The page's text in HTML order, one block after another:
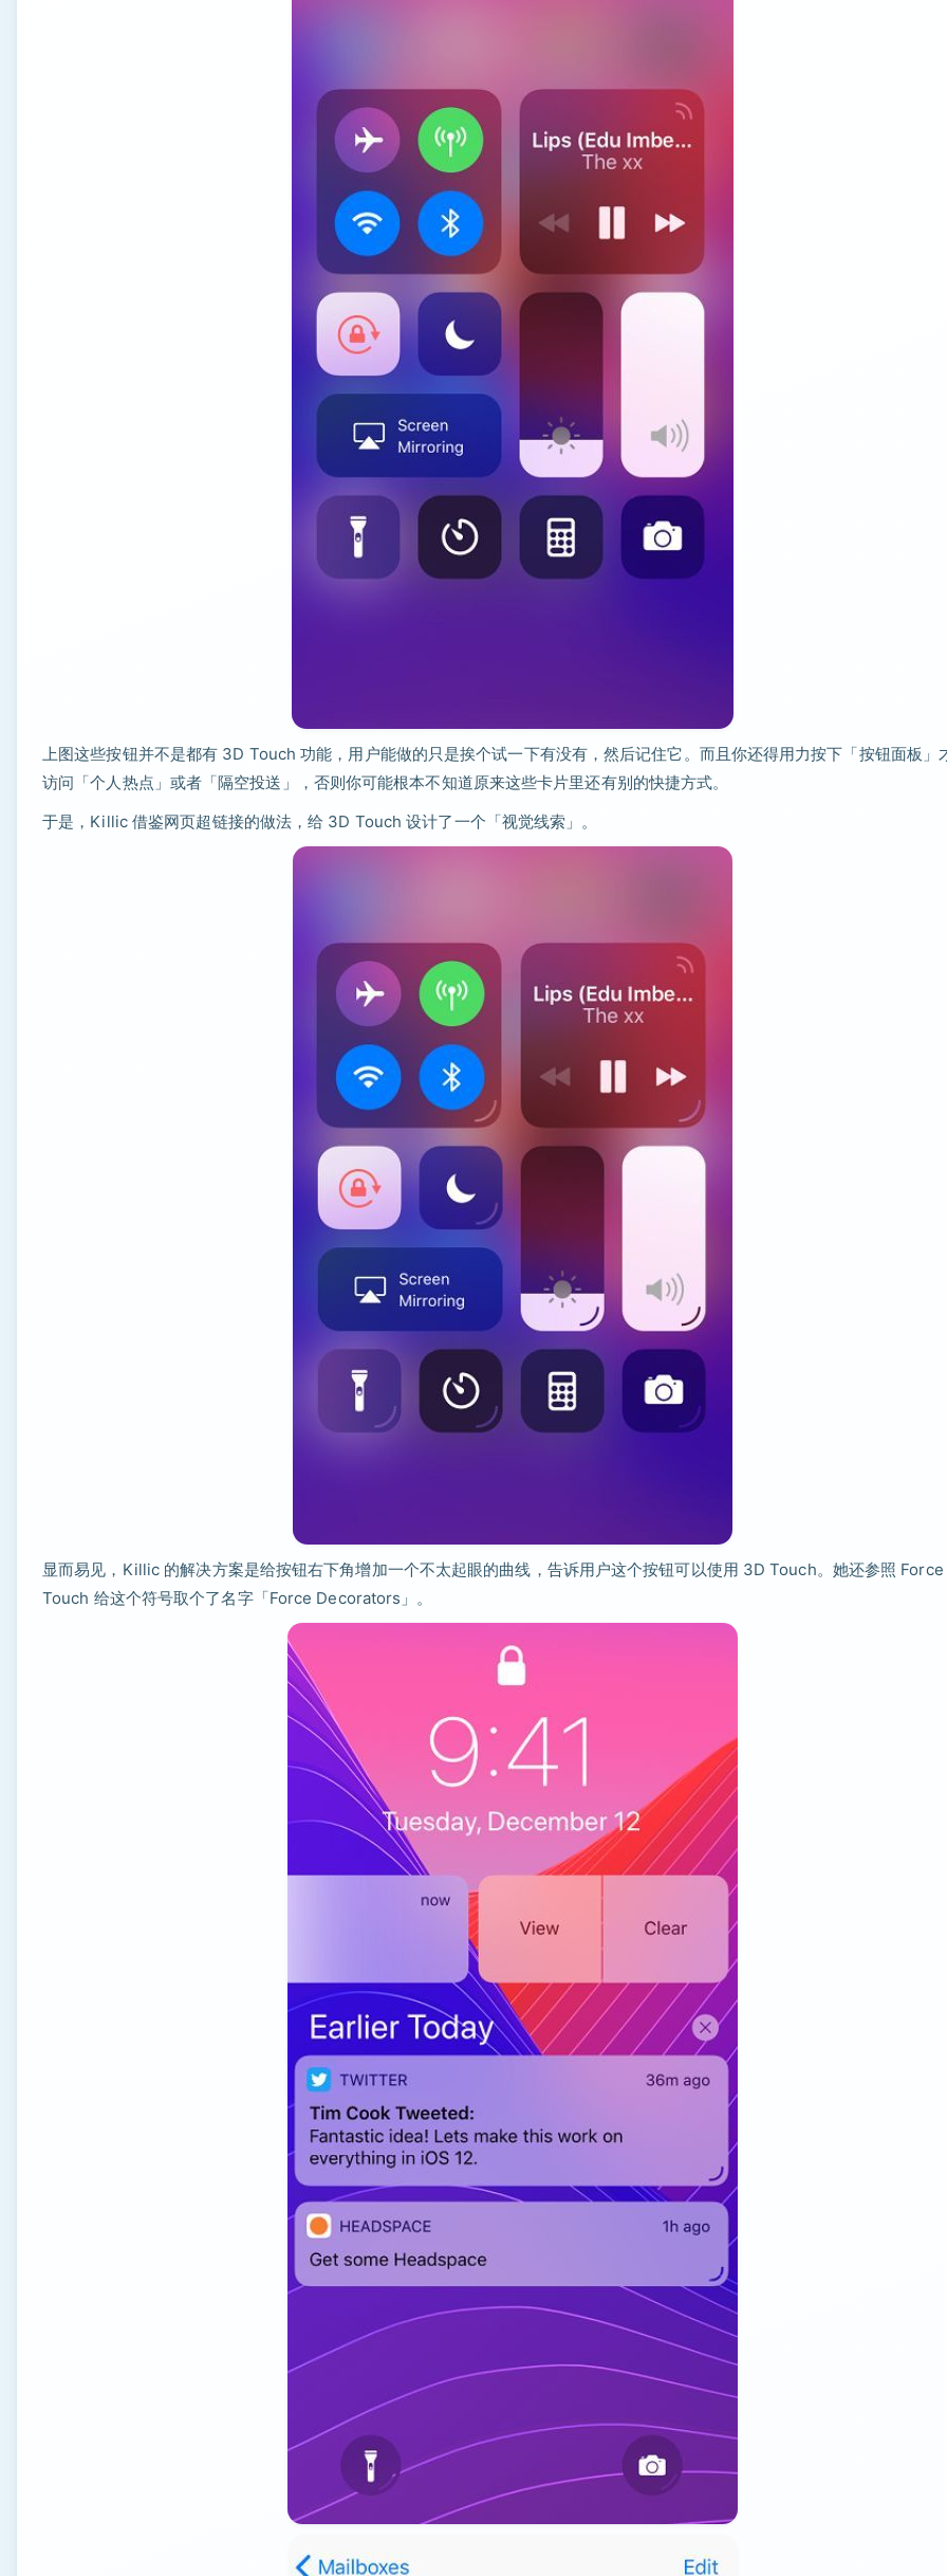
上图这些按钮并不是都有 3D Touch 功能，用户能做的只是挨个试一下有没有，然后记住它。而且你还得用力按下「按钮面板」
访问「个人热点」或者「隔空投送」，否则你可能根本不知道原来这些卡片里还有别的快捷方式。
于是，Killic 借鉴网页超链接的做法，给 3D Touch 设计了一个「视觉线索」。
显而易见，Killic 的解决方案是给按钮右下角增加一个不太起眼的曲线，告诉用户这个按钮可以使用 3D Touch。她还参照 Force
Touch 给这个符号取个了名字「Force Decorators」。